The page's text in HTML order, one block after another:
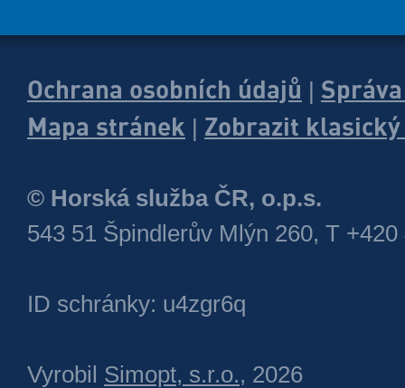
Ochrana osobních údajů |
Mapa stránek | Zobrazit
© Horská služba ČR, o.p.s.
543 51 Špindlerův Mlýn 260, T +420
ID schránky: u4zgr6q
Vyrobil Simopt, s.r.o., 2026